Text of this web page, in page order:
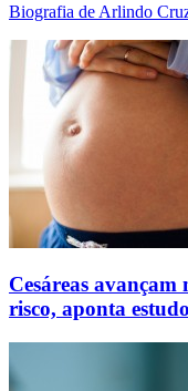
Biografia de Arlindo
Cesáreas avançam
risco, aponta estudo